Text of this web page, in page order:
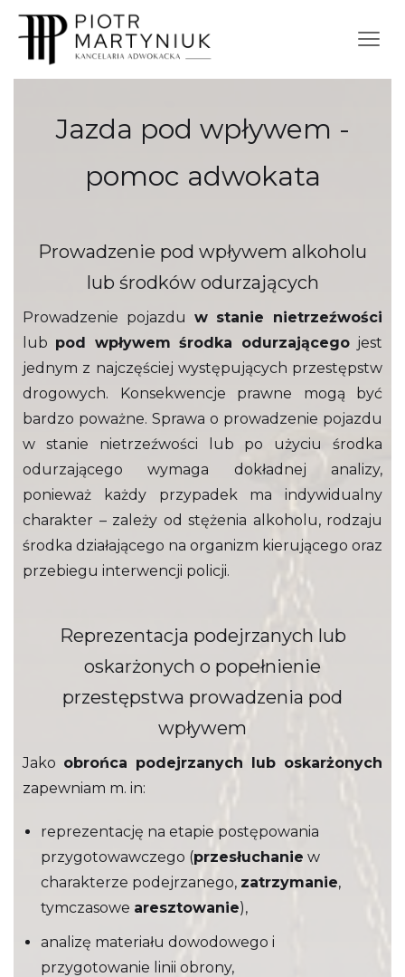
Jazda pod wpływem -
pomoc adwokata
Prowadzenie pod wpływem alkoholu
lub środków odurzających
Prowadzenie pojazdu w stanie nietrzeźwości
lub pod wpływem środka odurzającegojest
jednym z najczęściej występujących przestępstw
drogowych. Konsekwencje prawne mogą być
bardzo poważne. Sprawa o prowadzenie pojazdu
w stanie nietrzeźwości lub po użyciu środka
odurzającego wymaga dokładnej analizy,
ponieważ każdy przypadek ma indywidualny
charakter – zależy od stężenia alkoholu, rodzaju
środka działającego na organizm kierującego oraz
przebiegu interwencji policji.
Reprezentacja podejrzanych lub
oskarżonych o popełnienie
przestępstwa prowadzenia pod
wpływem
Jako obrońca podejrzanych lub oskarżonych
zapewniam m. in:
reprezentację na etapie postępowania
przygotowawczego (przesłuchanie w
charakterze podejrzanego, zatrzymanie,
tymczasowe aresztowanie), ‍
analizę materiału dowodowego i
przygotowanie linii obrony, ‍